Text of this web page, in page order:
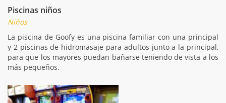
Piscinas niños
Niños
La piscina de Goofy es una piscina familiar con una principal
y 2 piscinas de hidromasaje para adultos junto a la principal,
para que los mayores puedan bañarse teniendo de vista a los
más pequeños.